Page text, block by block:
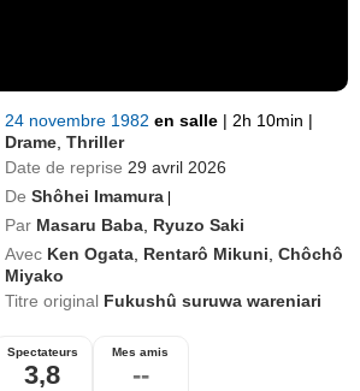
24 novembre 1982en salle | 2h 10min |
Drame ,Thriller
Date de reprise 29 avril 2026
De Shôhei Imamura |
Par Masaru Baba Ryuzo Saki
Avec Ken Ogata Rentarô Mikuni ,Chôchô
Miyako
Titre original Fukushû suruwa wareniari
Spectateurs
3,8
Mes amis
--